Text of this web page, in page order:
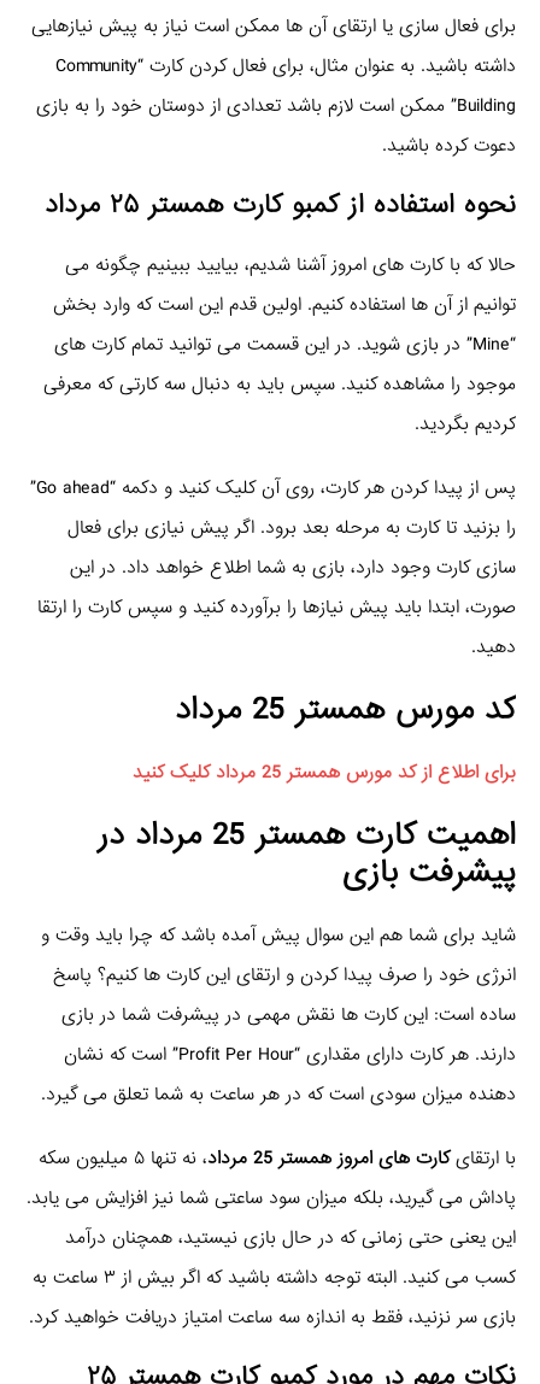
برای فعال سازی یا ارتقای آن ها ممکن است نیاز به پیش نیازهایی
داشته باشید. به عنوان مثال، برای فعال کردن کارت “Community
Building” ممکن است لازم باشد تعدادی از دوستان خود را به بازی
دعوت کرده باشید.
نحوه استفاده ازکمبو کارت همستر ۲۵ مرداد
حالا که با کارت های امروز آشنا شدیم، بیایید ببینیم چگونه می
توانیم از آن ها استفاده کنیم. اولین قدم این است که وارد بخش
“Mine” در بازی شوید. در این قسمت می توانید تمام کارت های
موجود را مشاهده کنید. سپس باید به دنبال سه کارتی که معرفی
کردیم بگردید.
پس از پیدا کردن هر کارت، روی آن کلیک کنید و دکمه “Go ahead”
را بزنید تا کارت به مرحله بعد برود. اگر پیش نیازی برای فعال
سازی کارت وجود دارد، بازی به شما اطلاع خواهد داد. در این
صورت، ابتدا باید پیش نیازها را برآورده کنید و سپس کارت را ارتقا
دهید.
کد مورس همستر 25 مرداد
برای اطلاع از کد مورس همستر 25 مرداد کلیک کنید
اهمیتکارت همستر 25 مرداد در
پیشرفت بازی
شاید برای شما هم این سوال پیش آمده باشد که چرا باید وقت و
انرژی خود را صرف پیدا کردن و ارتقای این کارت ها کنیم؟ پاسخ
ساده است: این کارت ها نقش مهمی در پیشرفت شما در بازی
دارند. هر کارت دارای مقداری “Profit Per Hour” است که نشان
دهنده میزان سودی است که در هر ساعت به شما تعلق می گیرد.
با ارتقایکارت های امروز همستر 25 مرداد
، نه تنها ۵ میلیون سکه
پاداش می گیرید، بلکه میزان سود ساعتی شما نیز افزایش می یابد.
این یعنی حتی زمانی که در حال بازی نیستید، همچنان درآمد
کسب می کنید. البته توجه داشته باشید که اگر بیش از ۳ ساعت به
بازی سر نزنید، فقط به اندازه سه ساعت امتیاز دریافت خواهید کرد.